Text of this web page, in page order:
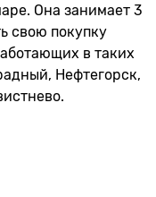
Она занимает 3
свою покупку
в таких
Нефтегорск,